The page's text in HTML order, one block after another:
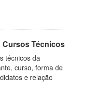
Cursos Técnicos
técnicos da
curso, forma de
e relação